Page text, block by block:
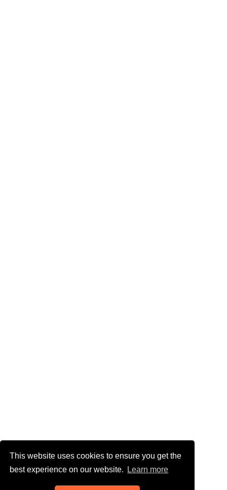
This website uses cookies to ensure you get the
best experience on our website.
Learn more